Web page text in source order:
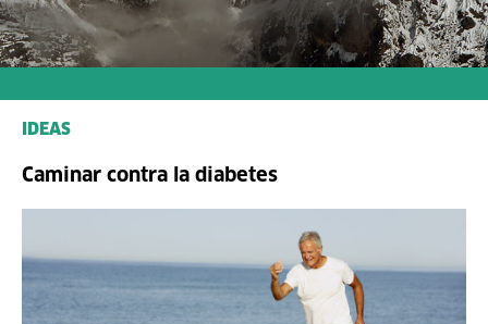
IDEAS
Caminar contra la diabetes